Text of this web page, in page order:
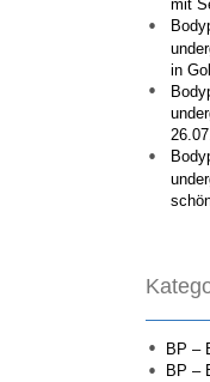
mit
in
BP –
BP –